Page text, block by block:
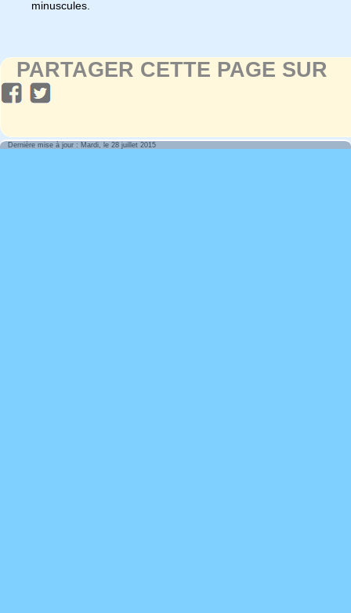
minuscules.
PARTAGER CETTE PAGE SUR
Dernière mise à jour : Mardi, le 28 juillet 2015